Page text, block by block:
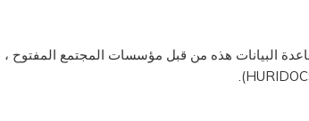
البيانات هذه من قبل مؤسسات المجتمع المفتوح